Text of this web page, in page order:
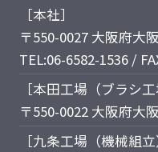
［本社］
〒550-0027 大阪府大
TEL:06-6582-1536 /
［本田工場（ブラシ工
〒550-0022 大阪府大
［九条工場（機械組立